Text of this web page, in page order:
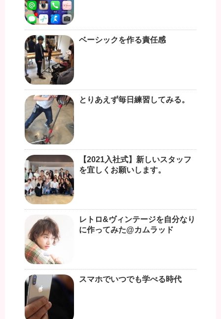
ベーシックを作る責任感
とりあえず毎日練習してみる。
【2021入社式】新しいスタッフ
を宜しくお願いします。
レトロ&ヴィンテージを自分なり
に作ってみた@カムラッド
スマホでいつでも学べる時代